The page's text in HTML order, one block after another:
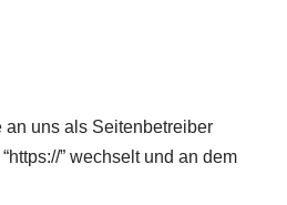
uns als Seitenbetreiber
” wechselt und an dem